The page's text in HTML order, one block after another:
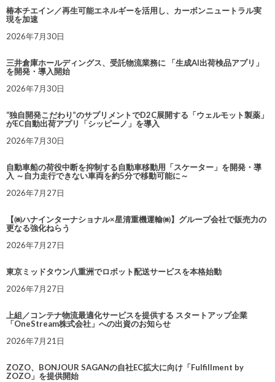
椿本チエイン／再生可能エネルギーを活用し、カーボンニュートラル実
現を加速
2026年7月30日
三井倉庫ホールディングス、受託物流業務に 「生成AI出荷検品アプリ」
を開発・導入開始
2026年7月30日
“独自開発こだわり”のサプリメントでD2C展開する「ウェルモット製薬」
がEC自動出荷アプリ「シッピーノ」を導入
2026年7月30日
自動車船の荷役中断を抑制する自動車移動用「スケーター」を開発・導
入 ～自力走行できない車両を約5分で移動可能に～
2026年7月27日
【㈱ハナインターナショナル×星清重機運輸㈱】グループ会社で販売力の
更なる強化ねらう
2026年7月27日
東京ミッドタウン八重洲でロボット配送サービスを本格始動
2026年7月27日
上組／コンテナ物流最適化サービスを提供する スタートアップ企業
「OneStream株式会社」への出資のお知らせ
2026年7月21日
ZOZO、BONJOUR SAGANの自社EC拡大に向け「Fulfillment by
ZOZO」を提供開始